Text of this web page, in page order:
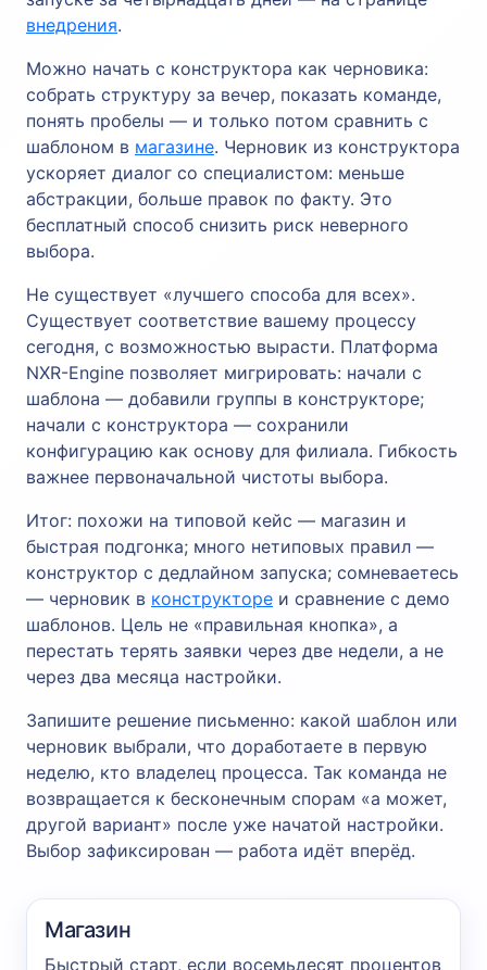
внедрения.
Можно начать с конструктора как черновика:
собрать структуру за вечер, показать команде,
понять пробелы — и только потом сравнить с
шаблоном в магазине. Черновик из конструктора
ускоряет диалог со специалистом: меньше
абстракции, больше правок по факту. Это
бесплатный способ снизить риск неверного
выбора.
Не существует «лучшего способа для всех».
Существует соответствие вашему процессу
сегодня, с возможностью вырасти. Платформа
NXR-Engine позволяет мигрировать: начали с
шаблона — добавили группы в конструкторе;
начали с конструктора — сохранили
конфигурацию как основу для филиала. Гибкость
важнее первоначальной чистоты выбора.
Итог: похожи на типовой кейс — магазин и
быстрая подгонка; много нетиповых правил —
конструктор с дедлайном запуска; сомневаетесь
— черновик в конструкторе и сравнение с демо
шаблонов. Цель не «правильная кнопка», а
перестать терять заявки через две недели, а не
через два месяца настройки.
Запишите решение письменно: какой шаблон или
черновик выбрали, что доработаете в первую
неделю, кто владелец процесса. Так команда не
возвращается к бесконечным спорам «а может,
другой вариант» после уже начатой настройки.
Выбор зафиксирован — работа идёт вперёд.
Магазин
Быстрый старт, если восемьдесят процентов